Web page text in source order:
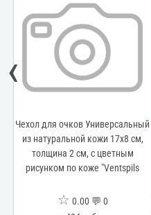
Чехол для очков Универсальный
из натуральной кожи 17x8 см,
толщина 2 см, с цветным
рисунком по коже "Ventspils
☆ 0.00 💬 0
‹